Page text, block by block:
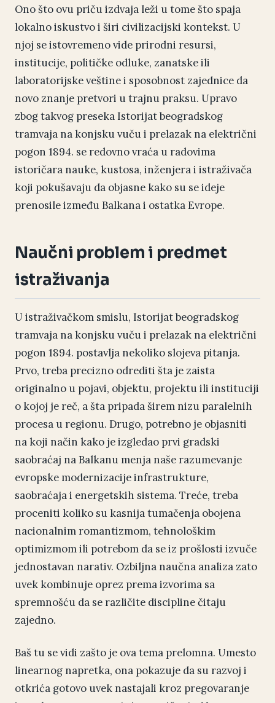
Ono što ovu priču izdvaja leži u tome što spaja
lokalno iskustvo i širi civilizacijski kontekst. U
njoj se istovremeno vide prirodni resursi,
institucije, političke odluke, zanatske ili
laboratorijske veštine i sposobnost zajednice da
novo znanje pretvori u trajnu praksu. Upravo
zbog takvog preseka Istorijat beogradskog
tramvaja na konjsku vuču i prelazak na električni
pogon 1894. se redovno vraća u radovima
istoričara nauke, kustosa, inženjera i istraživača
koji pokušavaju da objasne kako su se ideje
prenosile između Balkana i ostatka Evrope.
Naučni problem i predmet
istraživanja
U istraživačkom smislu, Istorijat beogradskog
tramvaja na konjsku vuču i prelazak na električni
pogon 1894. postavlja nekoliko slojeva pitanja.
Prvo, treba precizno odrediti šta je zaista
originalno u pojavi, objektu, projektu ili instituciji
o kojoj je reč, a šta pripada širem nizu paralelnih
procesa u regionu. Drugo, potrebno je objasniti
na koji način kako je izgledao prvi gradski
saobraćaj na Balkanu menja naše razumevanje
evropske modernizacije infrastrukture,
saobraćaja i energetskih sistema. Treće, treba
proceniti koliko su kasnija tumačenja obojena
nacionalnim romantizmom, tehnološkim
optimizmom ili potrebom da se iz prošlosti izvuče
jednostavan narativ. Ozbiljna naučna analiza zato
uvek kombinuje oprez prema izvorima sa
spremnošću da se različite discipline čitaju
zajedno.
Baš tu se vidi zašto je ova tema prelomna. Umesto
linearnog napretka, ona pokazuje da su razvoj i
otkrića gotovo uvek nastajali kroz pregovaranje